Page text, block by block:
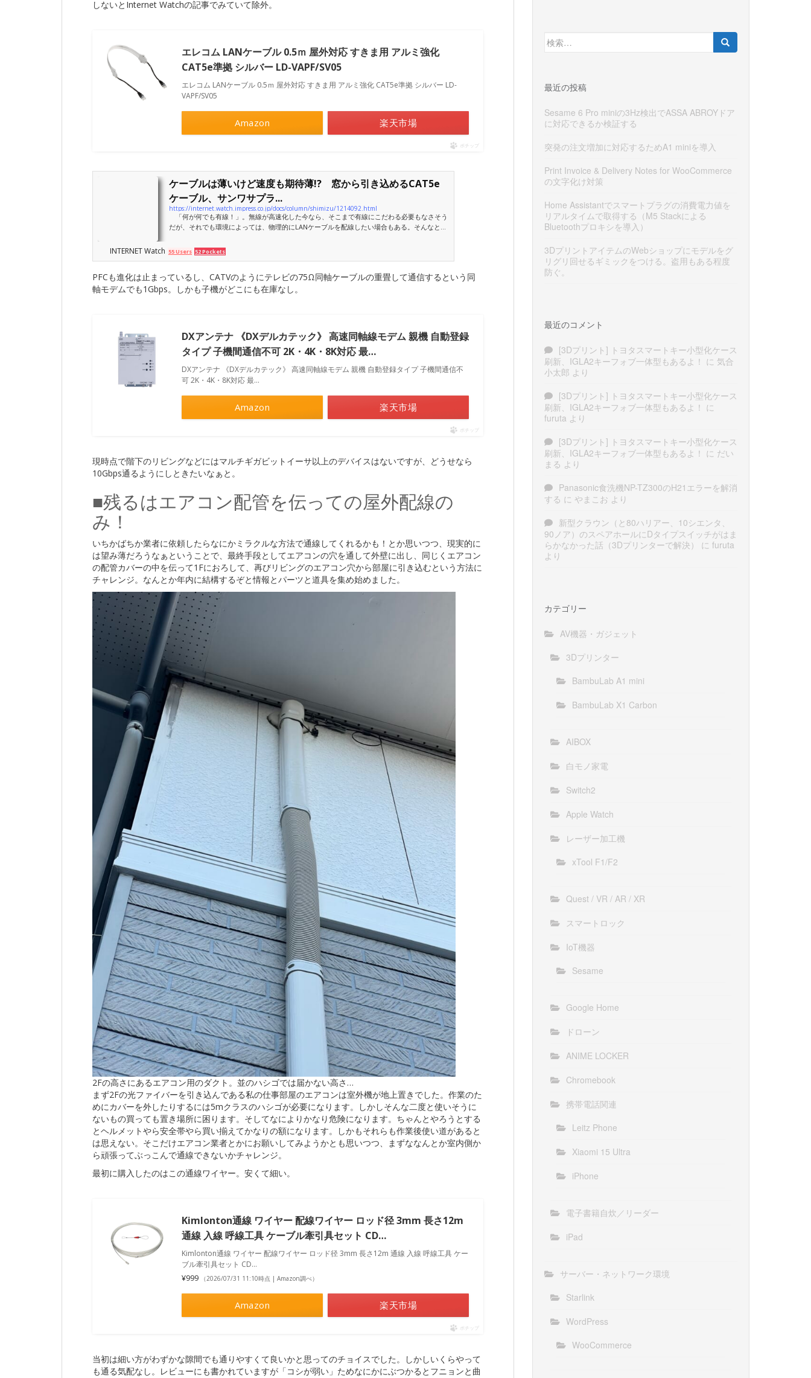
しないとInternet Watchの記事でみていて除外。
エレコム LANケーブル 0.5ｍ 屋外対応 すきま用 アルミ強化
CAT5e準拠 シルバー LD-VAPF/SV05
エレコム LANケーブル 0.5ｍ 屋外対応 すきま用 アルミ強化 CAT5e準拠 シルバー LD-
VAPF/SV05
Amazon 楽天市場
ポチップ
ケーブルは薄いけど速度も期待薄!? 窓から引き込めるCAT5e
ケーブル、サンワサプラ...
https://internet.watch.impress.co.jp/docs/column/shimizu/1214092.html
「何が何でも有線！」。無線が高速化した今なら、そこまで有線にこだわる必要もなさそう
だが、それでも環境によっては、物理的にLANケーブルを配線したい場合もある。そんなとき
F」だ。窓やドアの隙間にも配線できるCAT5eケーブルを試してみた。
INTERNET Watch 55 Users 52 Pockets
PFCも進化は止まっているし、CATVのようにテレビの75Ω同軸ケーブルの重畳して通信するという同
軸モデムでも1Gbps。しかも子機がどこにも在庫なし。
DXアンテナ 《DXデルカテック》 高速同軸線モデム 親機 自動登録
タイプ 子機間通信不可 2K・4K・8K対応 最…
DXアンテナ 《DXデルカテック》 高速同軸線モデム 親機 自動登録タイプ 子機間通信不
可 2K・4K・8K対応 最…
Amazon 楽天市場
ポチップ
現時点で階下のリビングなどにはマルチギガビットイーサ以上のデバイスはないですが、どうせなら
10Gbps通るようにしときたいなぁと。
■残るはエアコン配管を伝っての屋外配線の
み！
いちかばちか業者に依頼したらなにかミラクルな方法で通線してくれるかも！とか思いつつ、現実的に
は望み薄だろうなぁということで、最終手段としてエアコンの穴を通して外壁に出し、同じくエアコン
の配管カバーの中を伝って1Fにおろして、再びリビングのエアコン穴から部屋に引き込むという方法に
チャレンジ。なんとか年内に結構するぞと情報とパーツと道具を集め始めました。
2Fの高さにあるエアコン用のダクト。並のハシゴでは届かない高さ…
まず2Fの光ファイバーを引き込んである私の仕事部屋のエアコンは室外機が地上置きでした。作業のた
めにカバーを外したりするには5mクラスのハシゴが必要になります。しかしそんな二度と使いそうに
ないもの買っても置き場所に困ります。そしてなによりかなり危険になります。ちゃんとやろうとする
とヘルメットやら安全帯やら買い揃えてかなりの額になります。しかもそれらも作業後使い道があると
は思えない。そこだけエアコン業者とかにお願いしてみようかとも思いつつ、まずななんとか室内側か
ら頑張ってぶっこんで通線できないかチャレンジ。
最初に購入したのはこの通線ワイヤー。安くて細い。
Kimlonton通線 ワイヤー 配線ワイヤー ロッド径 3mm 長さ12m
通線 入線 呼線工具 ケーブル牽引具セット CD…
Kimlonton通線 ワイヤー 配線ワイヤー ロッド径 3mm 長さ12m 通線 入線 呼線工具 ケー
ブル牽引具セット CD…
¥999 （2026/07/31 11:10時点 | Amazon調べ）
Amazon 楽天市場
ポチップ
当初は細い方がわずかな隙間でも通りやすくて良いかと思ってのチョイスでした。しかしいくらやって
も通る気配なし。レビューにも書かれていますが「コシが弱い」ためなにかにぶつかるとフニョンと曲
検
索:
最近の投稿
Sesame 6 Pro miniの3Hz検出でASSA ABROYドア
に対応できるか検証する
突発の注文増加に対応するためA1 miniを導入
Print Invoice & Delivery Notes for WooCommerce
の文字化け対策
Home Assistantでスマートプラグの消費電力値を
リアルタイムで取得する（M5 Stackによる
Bluetoothプロキシを導入）
3DプリントアイテムのWebショップにモデルをグ
リグリ回せるギミックをつける。盗用もある程度
防ぐ。
最近のコメント
[3Dプリント] トヨタスマートキー小型化ケース
刷新、IGLA2キーフォブ一体型もあるよ！ に 気合
小太郎 より
[3Dプリント] トヨタスマートキー小型化ケース
刷新、IGLA2キーフォブ一体型もあるよ！ に
furuta より
[3Dプリント] トヨタスマートキー小型化ケース
刷新、IGLA2キーフォブ一体型もあるよ！ に だい
まる より
Panasonic食洗機NP-TZ300のH21エラーを解消
する に やまこお より
新型クラウン（と80ハリアー、10シエンタ、
90ノア）のスペアホールにDタイプスイッチがはま
らかなかった話（3Dプリンターで解決）
に furuta
より
カテゴリー
AV機器・ガジェット
3Dプリンター
BambuLab A1 mini
BambuLab X1 Carbon
AIBOX
白モノ家電
Switch2
Apple Watch
レーザー加工機
xTool F1/F2
Quest / VR / AR / XR
スマートロック
IoT機器
Sesame
Google Home
ドローン
ANIME LOCKER
Chromebook
携帯電話関連
Leitz Phone
Xiaomi 15 Ultra
iPhone
電子書籍自炊／リーダー
iPad
サーバー・ネットワーク環境
Starlink
WordPress
WooCommerce